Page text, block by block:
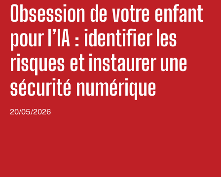
Obsession de votre enfant
pour l’IA : identifier les
risques et instaurer une
sécurité numérique
20/05/2026